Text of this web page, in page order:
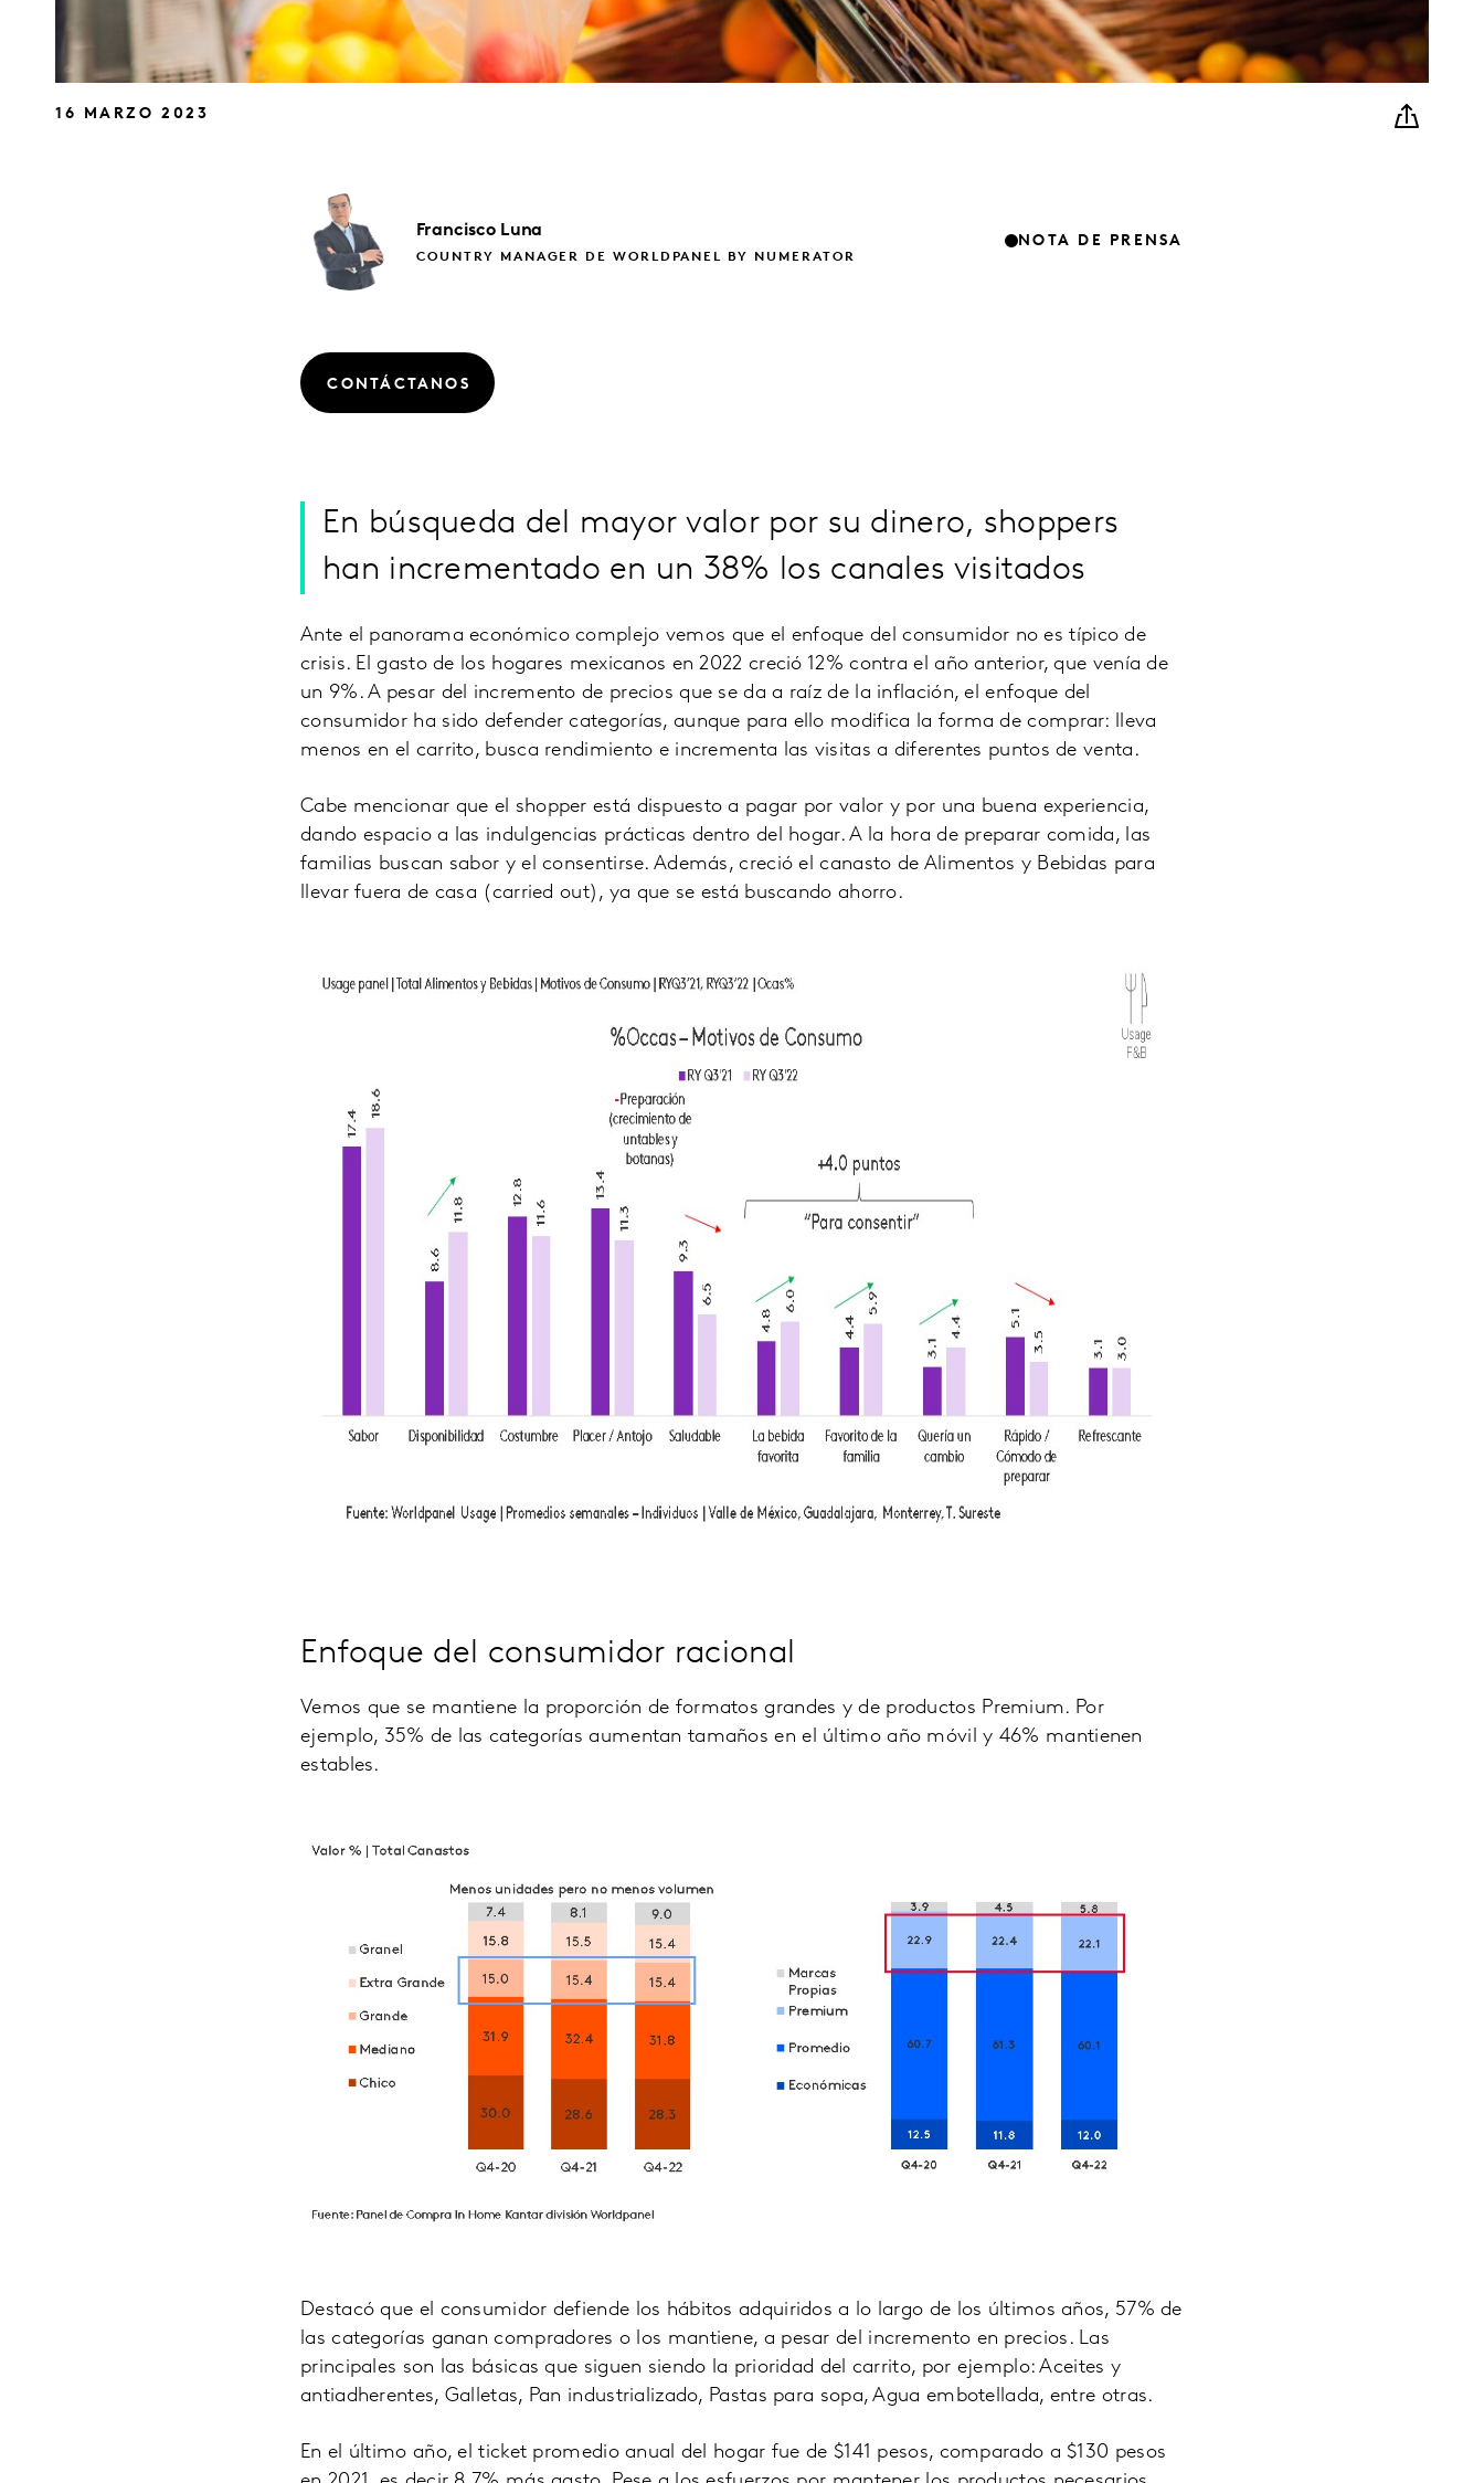
16 MARZO 2023
Francisco Luna
COUNTRY MANAGER DE WORLDPANEL BY NUMERATOR
NOTA DE PRENSA
CONTÁCTANOS
En búsqueda del mayor valor por su dinero, shoppers
han incrementado en un 38% los canales visitados
Ante el panorama económico complejo vemos que el enfoque del consumidor no es típico de
crisis. El gasto de los hogares mexicanos en 2022 creció 12% contra el año anterior, que venía de
un 9%. A pesar del incremento de precios que se da a raíz de la inflación, el enfoque del
consumidor ha sido defender categorías, aunque para ello modifica la forma de comprar: lleva
menos en el carrito, busca rendimiento e incrementa las visitas a diferentes puntos de venta.
Cabe mencionar que el shopper está dispuesto a pagar por valor y por una buena experiencia,
dando espacio a las indulgencias prácticas dentro del hogar. A la hora de preparar comida, las
familias buscan sabor y el consentirse. Además, creció el canasto de Alimentos y Bebidas para
llevar fuera de casa (carried out), ya que se está buscando ahorro.
Enfoque del consumidor racional
Vemos que se mantiene la proporción de formatos grandes y de productos Premium. Por
ejemplo, 35% de las categorías aumentan tamaños en el último año móvil y 46% mantienen
estables.
Destacó que el consumidor defiende los hábitos adquiridos a lo largo de los últimos años, 57% de
las categorías ganan compradores o los mantiene, a pesar del incremento en precios. Las
principales son las básicas que siguen siendo la prioridad del carrito, por ejemplo: Aceites y
antiadherentes, Galletas, Pan industrializado, Pastas para sopa, Agua embotellada, entre otras.
En el último año, el ticket promedio anual del hogar fue de $141 pesos, comparado a $130 pesos